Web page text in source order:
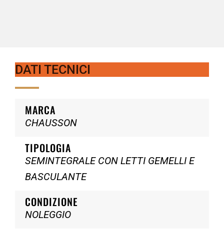
DATI TECNICI
MARCA
CHAUSSON
TIPOLOGIA
SEMINTEGRALE CON LETTI GEMELLI E
BASCULANTE
CONDIZIONE
NOLEGGIO